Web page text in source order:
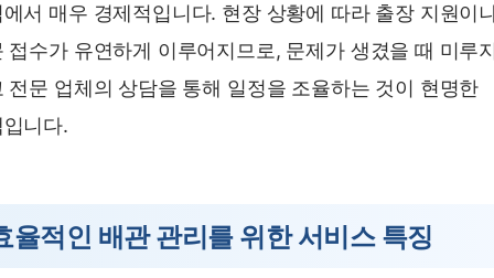
서 매우 경제적입니다. 현장 상황에 따라 출장 지원이
접수가 유연하게 이루어지므로, 문제가 생겼을 때 미루
전문 업체의 상담을 통해 일정을 조율하는 것이 현명한
니다.
율적인 배관 관리를 위한 서비스 특징